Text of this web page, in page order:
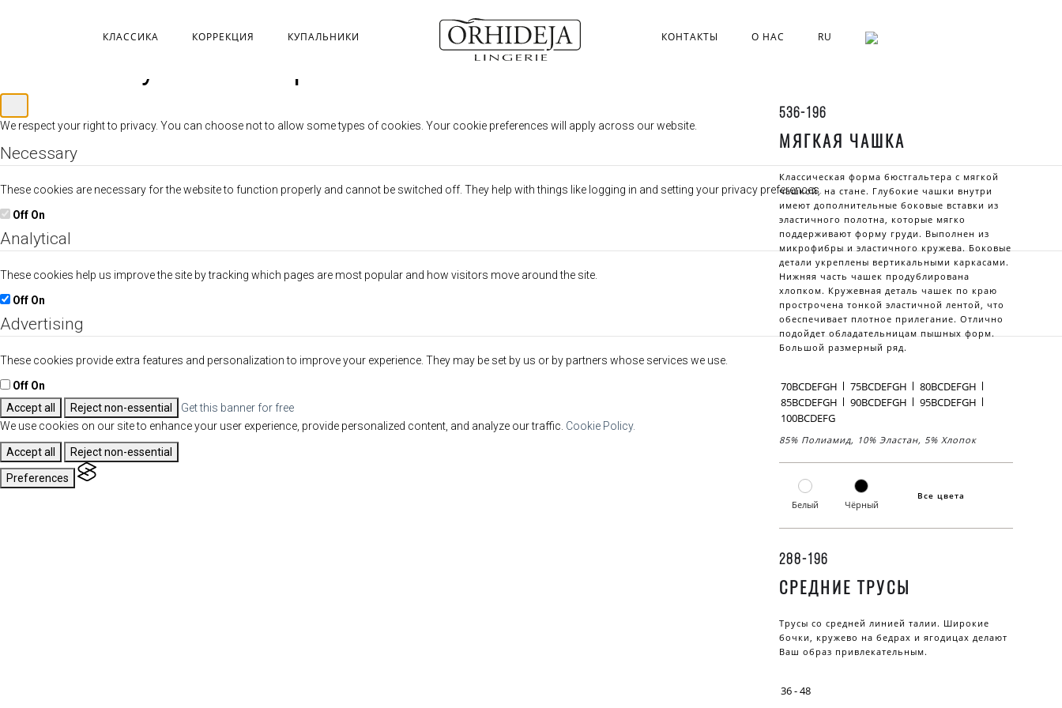
We respect your right to privacy. You can choose not to allow some types of cookies. Your cookie preferences will apply across our website.
Necessary
These cookies are necessary for the website to function properly and cannot be switched off. They help with things like logging in and setting your privacy preferences.
Off On
Analytical
These cookies help us improve the site by tracking which pages are most popular and how visitors move around the site.
Off On
Advertising
These cookies provide extra features and personalization to improve your experience. They may be set by us or by partners whose services we use.
Off On
Accept all
Reject non-essential
Get this banner for free
We use cookies on our site to enhance your user experience, provide personalized content, and analyze our traffic. Cookie Policy.
Accept all Reject non-essential
Preferences
КЛАССИКА КОРРЕКЦИЯ КУПАЛЬНИКИ КОНТАКТЫ О НАС RU
536-196
МЯГКАЯ ЧАШКА
Классическая форма бюстгальтера с мягкой
чашкой, на стане. Глубокие чашки внутри
имеют дополнительные боковые вставки из
эластичного полотна, которые мягко
поддерживают форму груди. Выполнен из
микрофибры и эластичного кружева. Боковые
детали укреплены вертикальными каркасами.
Нижняя часть чашек продублирована
хлопком. Кружевная деталь чашек по краю
прострочена тонкой эластичной лентой, что
обеспечивает плотное прилегание. Отлично
подойдет обладательницам пышных форм.
Большой размерный ряд.
70BCDEFGH 75BCDEFGH
80BCDEFGH
85BCDEFGH
90BCDEFGH
95BCDEFGH
100BCDEFG
85% Полиамид, 10% Эластан, 5% Хлопок
Белый Чёрный
Все цвета
288-196
СРЕДНИЕ ТРУСЫ
Трусы со средней линией талии. Широкие
бочки, кружево на бедрах и ягодицах делают
Ваш образ привлекательным.
36 - 48